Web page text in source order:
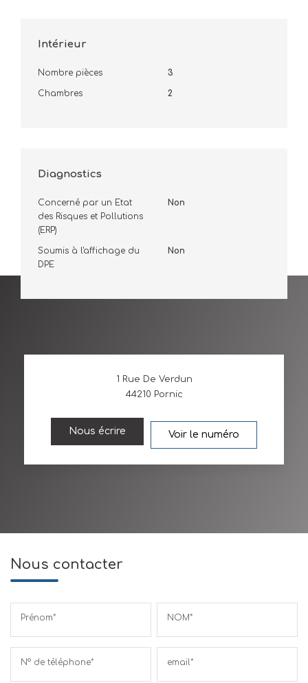
Intérieur
Nombre pièces 3
Chambres 2
Diagnostics
Concerné par un Etat
des Risques et Pollutions
(ERP)
Non
Soumis à l'affichage du
DPE
Non
1 Rue De Verdun
44210 Pornic
Nous écrire Voir le numéro
Nous contacter
Prénom* NOM*
N° de téléphone* email*